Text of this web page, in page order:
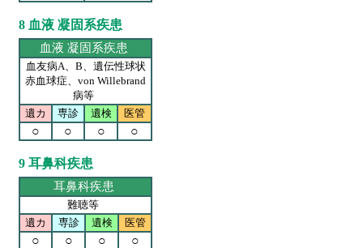
8 血液 凝固系疾患
血液 凝固系疾患
血友病A、B、遺伝性球状
赤血球症、von Willebrand
病等
遺カ
専診 遺検 医管
○ ○ ○ ○
9 耳鼻科疾患
耳鼻科疾患
難聴等
遺カ
専診 遺検 医管
○ ○ ○ ○